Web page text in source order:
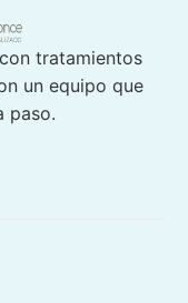
tratamientos
un equipo que
paso.